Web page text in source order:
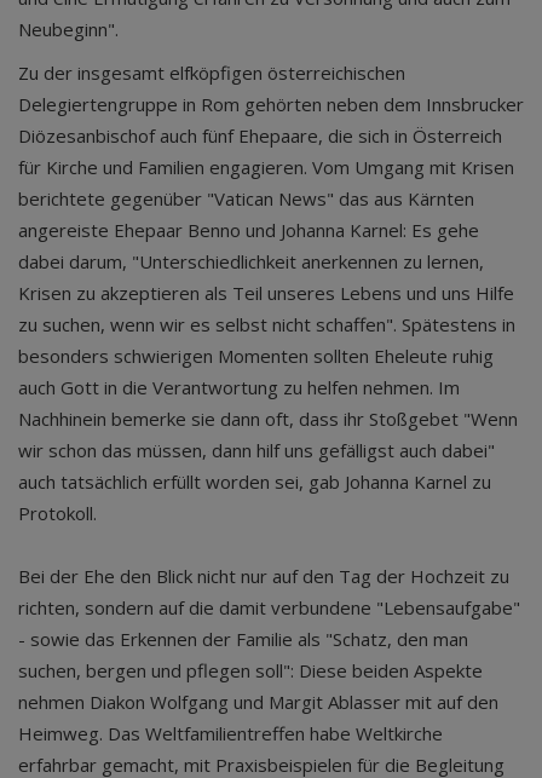
Neubeginn".
Zu der insgesamt elfköpfigen österreichischen
Delegiertengruppe in Rom gehörten neben dem Innsbrucker
Diözesanbischof auch fünf Ehepaare, die sich in Österreich
für Kirche und Familien engagieren. Vom Umgang mit Krisen
berichtete gegenüber "Vatican News" das aus Kärnten
angereiste Ehepaar Benno und Johanna Karnel: Es gehe
dabei darum, "Unterschiedlichkeit anerkennen zu lernen,
Krisen zu akzeptieren als Teil unseres Lebens und uns Hilfe
zu suchen, wenn wir es selbst nicht schaffen". Spätestens in
besonders schwierigen Momenten sollten Eheleute ruhig
auch Gott in die Verantwortung zu helfen nehmen. Im
Nachhinein bemerke sie dann oft, dass ihr Stoßgebet "Wenn
wir schon das müssen, dann hilf uns gefälligst auch dabei"
auch tatsächlich erfüllt worden sei, gab Johanna Karnel zu
Protokoll.
Bei der Ehe den Blick nicht nur auf den Tag der Hochzeit zu
richten, sondern auf die damit verbundene "Lebensaufgabe"
- sowie das Erkennen der Familie als "Schatz, den man
suchen, bergen und pflegen soll": Diese beiden Aspekte
nehmen Diakon Wolfgang und Margit Ablasser mit auf den
Heimweg. Das Weltfamilientreffen habe Weltkirche
erfahrbar gemacht, mit Praxisbeispielen für die Begleitung